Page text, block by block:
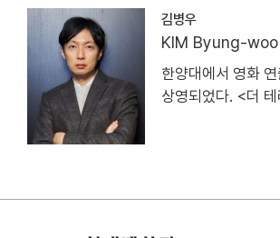
김병우
KIM Byung-woo
한양대에서 영화
상영되었다. <더